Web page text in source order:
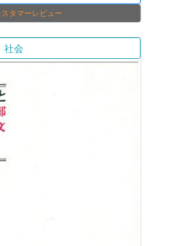
タマーレビュー
社会